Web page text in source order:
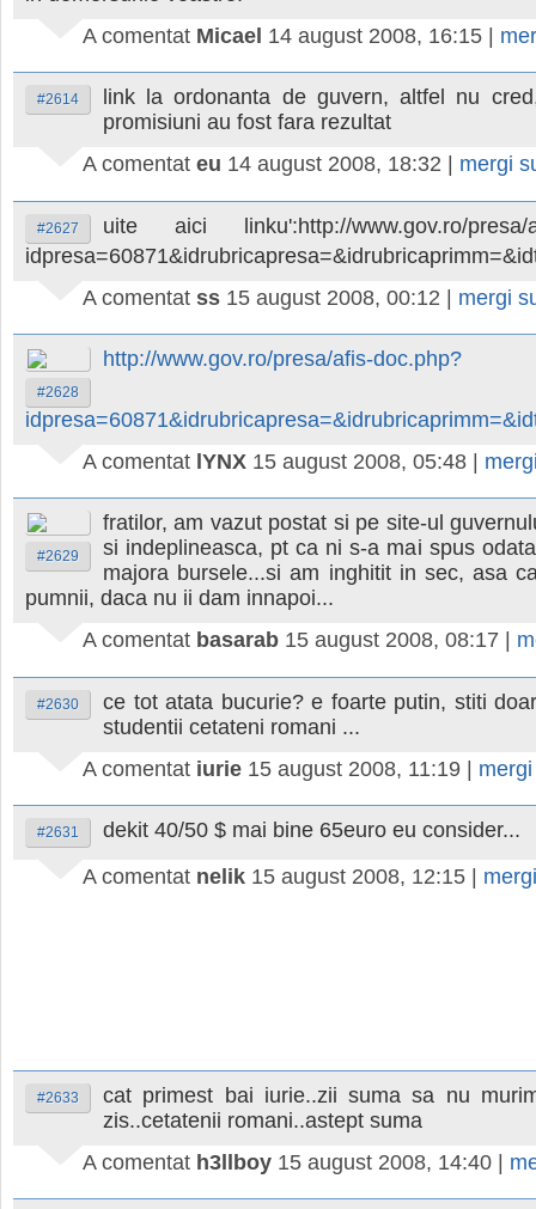
A comentat Micael 14 august 2008, 16:15 |
#2614
link la ordonanta de guvern, altfel nu
promisiuni au fost fara rezultat
A comentat eu 14 august 2008, 18:32 mergi
#2627
uite aici linku':http://www.gov.ro/presa/
A comentat ss 15 august 2008, 00:12 | mergi
#2628
http://www.gov.ro/presa/afis-doc.php?
A comentat lYNX 15 august 2008, 05:48 |
#2629
fratilor, am vazut postat si pe site-ul
si indeplineasca, pt ca ni s-a mai spus
majora bursele...si am inghitit in sec, asa
pumnii, daca nu ii dam innapoi...
A comentat basarab 15 august 2008, 08:17
#2630
ce tot atata bucurie? e foarte putin, stiti
studentii cetateni romani ...
A comentat iurie 15 august 2008, 11:19 |
#2631
dekit 40/50 $ mai bine 65euro eu consider...
A comentat nelik 15 august 2008, 12:15 |
#2633
cat primest bai iurie..zii suma sa nu
zis..cetatenii romani..astept suma
A comentat h3llboy 15 august 2008, 14:40 |